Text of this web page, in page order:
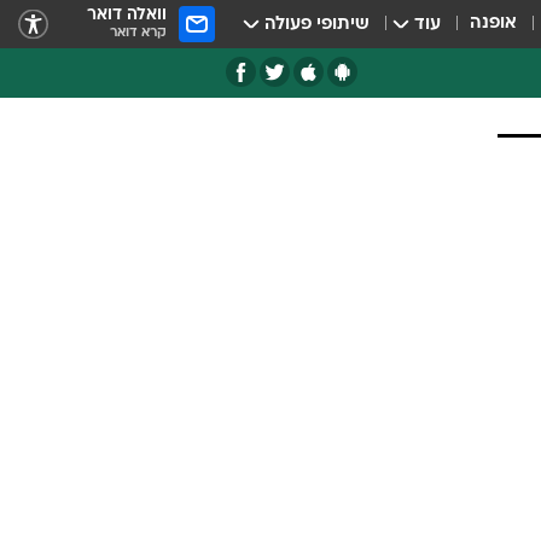
אופנה עוד שיתופי פעולה וואלה דואר
קרא דואר